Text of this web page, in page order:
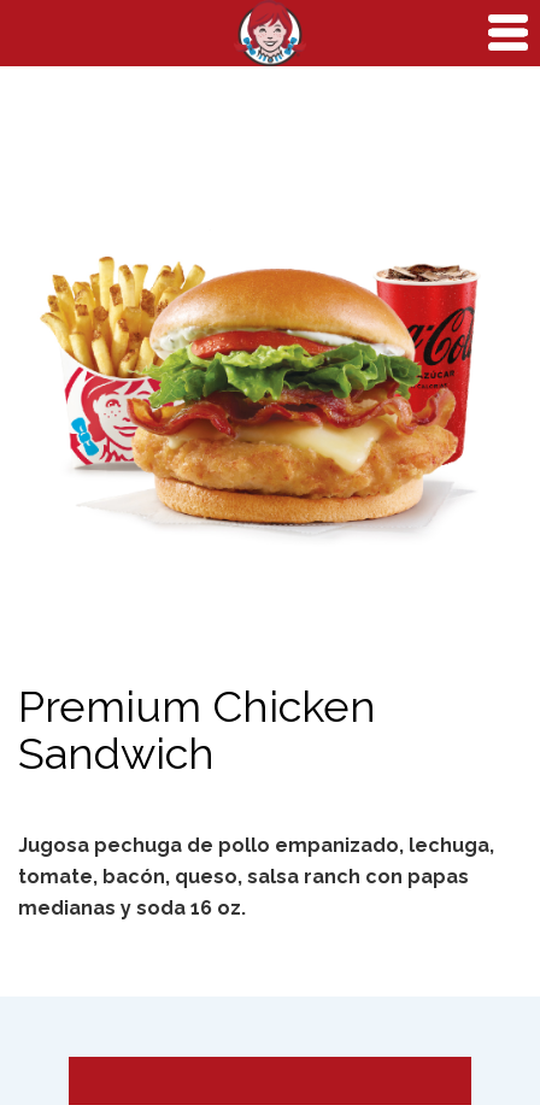
Premium Chicken
Sandwich
Jugosa pechuga de pollo empanizado, lechuga,
tomate, bacón, queso, salsa ranch con papas
medianas y soda 16 oz.